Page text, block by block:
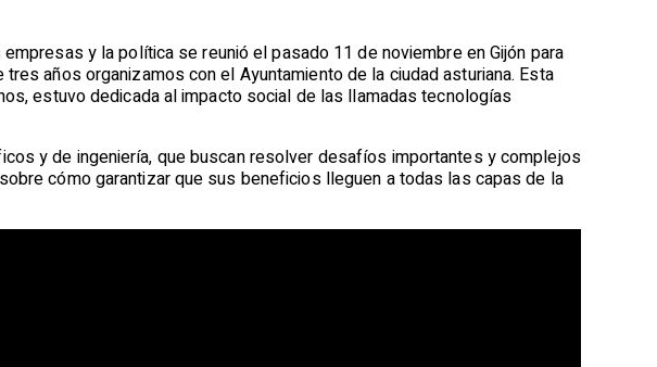
y la política se reunió el pasado 11 de noviembre en Gijón para
años organizamos con el Ayuntamiento de la ciudad asturiana. Esta
estuvo dedicada al impacto social de las llamadas tecnologías
y de ingeniería, que buscan resolver desafíos importantes y complejos
cómo garantizar que sus beneficios lleguen a todas las capas de la